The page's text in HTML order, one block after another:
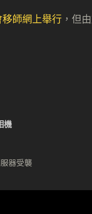
移師網上舉行 ，但
機
器受襲